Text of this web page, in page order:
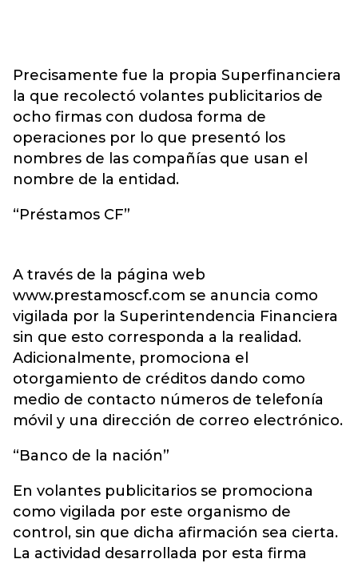
Precisamente fue la propia Superfinanciera
la que recolectó volantes publicitarios de
ocho firmas con dudosa forma de
operaciones por lo que presentó los
nombres de las compañías que usan el
nombre de la entidad.
“Préstamos CF”
A través de la página web
www.prestamoscf.com se anuncia como
vigilada por la Superintendencia Financiera
sin que esto corresponda a la realidad.
Adicionalmente, promociona el
otorgamiento de créditos dando como
medio de contacto números de telefonía
móvil y una dirección de correo electrónico.
“Banco de la nación”
En volantes publicitarios se promociona
como vigilada por este organismo de
control, sin que dicha afirmación sea cierta.
La actividad desarrollada por esta firma